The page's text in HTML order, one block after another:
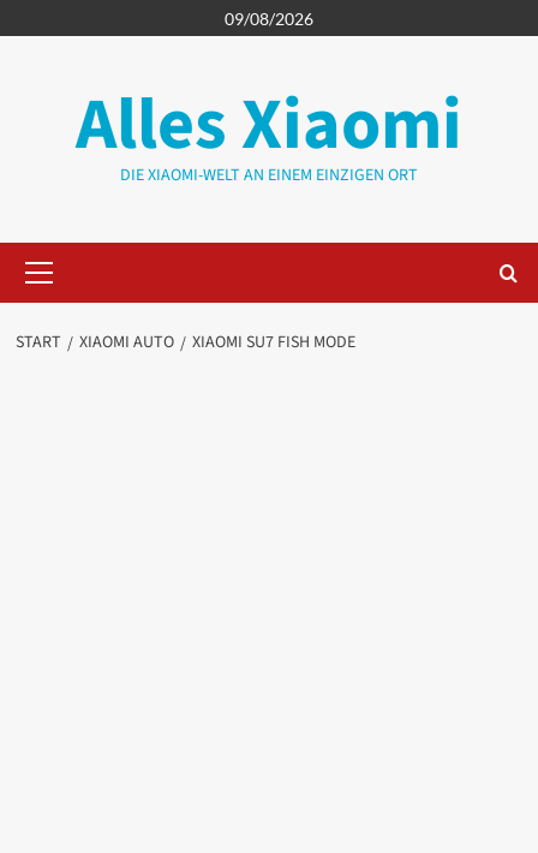
Inhalt
09/08/2026
Alles Xiaomi
DIE XIAOMI-WELT AN EINEM EINZIGEN ORT
Menü
START XIAOMI AUTO XIAOMI SU7 FISH MODE